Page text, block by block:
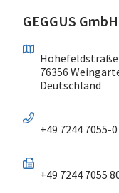
GEGGUS GmbH
Höhefeldstraße
76356
Deutschland
+49 7244 7055-0
+49 7244 7055